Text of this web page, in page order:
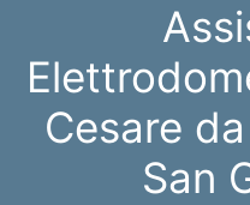
Cesare
San